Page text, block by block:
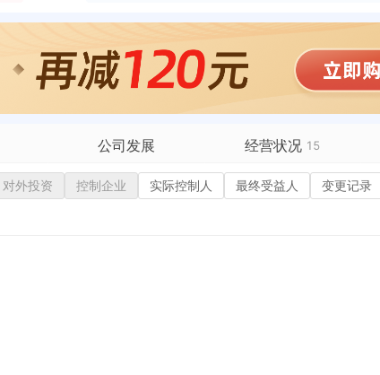
99号 全部动态
宅里99号
公司发展 经营状况 15
融资历史
招投标
对外投资 控制企业 实际控制人 最终受益人 变更记录